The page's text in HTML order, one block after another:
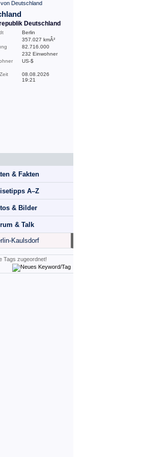
Deutschland
Berlin
357.027 kmÂ²
82.716.000
232 Einwohner
US-$
08.08.2026
19:21
& Fakten
A–Z
& Bilder
& Talk
Kaulsdorf
Tags zugeordnet!